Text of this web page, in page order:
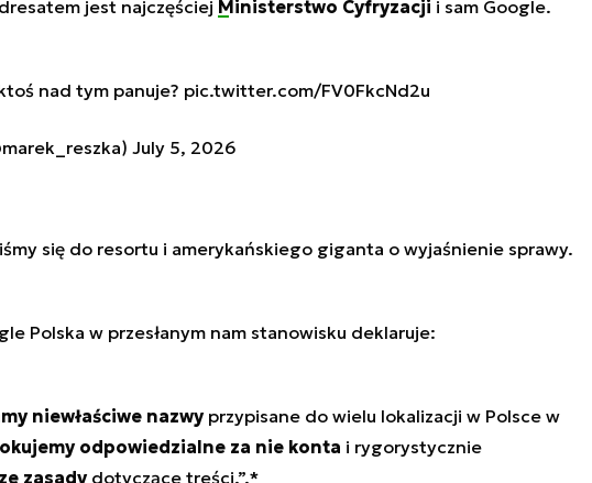
jest najczęściej Ministerstwo Cyfryzacji i sam Google.
nad tym panuje? pic.twitter.com/FV0FkcNd2u
July 5, 2026
się do resortu i amerykańskiego giganta o wyjaśnienie sprawy.
Polska w przesłanym nam stanowisku deklaruje:
niewłaściwe nazwyprzypisane do wielu lokalizacji w Polsce w
odpowiedzialne za nie konta i rygorystycznie
zasadydotyczące treści.”.*